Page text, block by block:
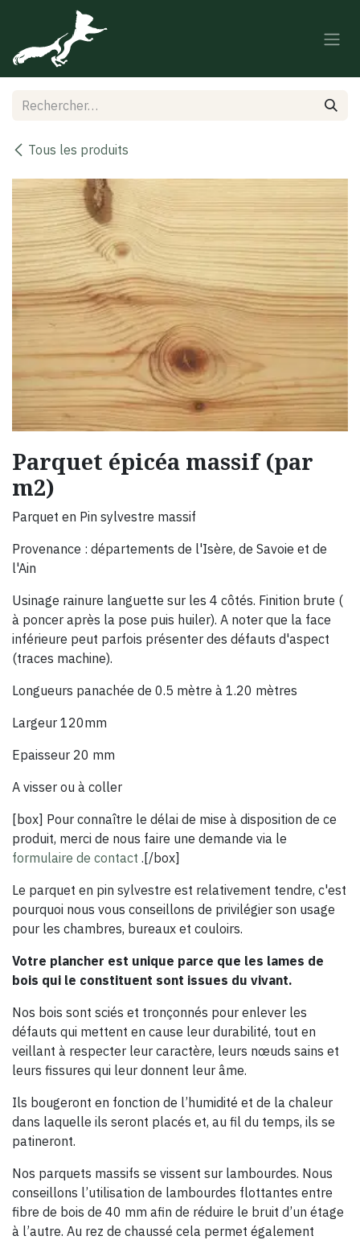
Se rendre au contenu
Tous les produits
Parquet épicéa massif (par
m2)
Parquet en Pin sylvestre massif
Provenance : départements de l'Isère, de Savoie et de
l'Ain
Usinage rainure languette sur les 4 côtés. Finition brute (
à poncer après la pose puis huiler). A noter que la face
inférieure peut parfois présenter des défauts d'aspect
(traces machine).
Longueurs panachée de 0.5 mètre à 1.20 mètres
Largeur 120mm
Epaisseur 20 mm
A visser ou à coller
[box] Pour connaître le délai de mise à disposition de ce
produit, merci de nous faire une demande via le
formulaire de contact .[/box]
Le parquet en pin sylvestre est relativement tendre, c'est
pourquoi nous vous conseillons de privilégier son usage
pour les chambres, bureaux et couloirs.
Votre plancher est unique parce que les lames de
bois qui le constituent sont issues du vivant.
Nos bois sont sciés et tronçonnés pour enlever les
défauts qui mettent en cause leur durabilité, tout en
veillant à respecter leur caractère, leurs nœuds sains et
leurs fissures qui leur donnent leur âme.
Ils bougeront en fonction de l’humidité et de la chaleur
dans laquelle ils seront placés et, au fil du temps, ils se
patineront.
Nos parquets massifs se vissent sur lambourdes. Nous
conseillons l’utilisation de lambourdes flottantes entre
fibre de bois de 40 mm afin de réduire le bruit d’un étage
à l’autre. Au rez de chaussé cela permet également